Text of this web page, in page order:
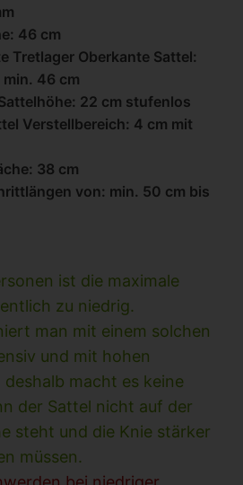
46 cm
Tretlager Oberkante Sattel:
46 cm
22 cm stufenlos
Verstellbereich: 4 cm mit
38 cm
von: min. 50 cm bis
ist die maximale
zu niedrig.
man mit einem solchen
und mit hohen
macht es keine
der Sattel nicht auf der
steht und die Knie stärker
müssen.